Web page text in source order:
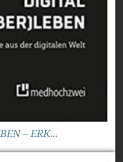
– ERK...